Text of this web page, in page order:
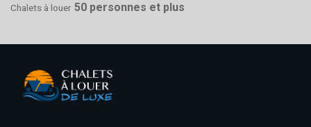
Chalets à louer 50 personnes et plus